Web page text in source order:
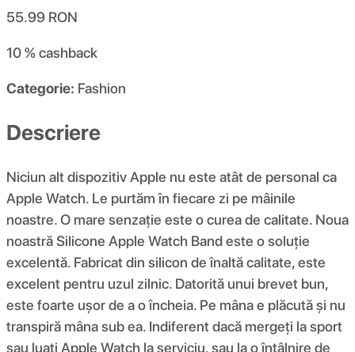
55.99 RON
10 %cashback
Categorie: Fashion
Descriere
Niciun alt dispozitiv Apple nu este atât de personal ca
Apple Watch. Le purtăm în fiecare zi pe mâinile
noastre. O mare senzație este o curea de calitate. Noua
noastră Silicone Apple Watch Band este o soluție
excelentă. Fabricat din silicon de înaltă calitate, este
excelent pentru uzul zilnic. Datorită unui brevet bun,
este foarte ușor de a o încheia. Pe mâna e plăcută și nu
transpiră mâna sub ea. Indiferent dacă mergeți la sport
sau luați Apple Watch la serviciu, sau la o întâlnire de